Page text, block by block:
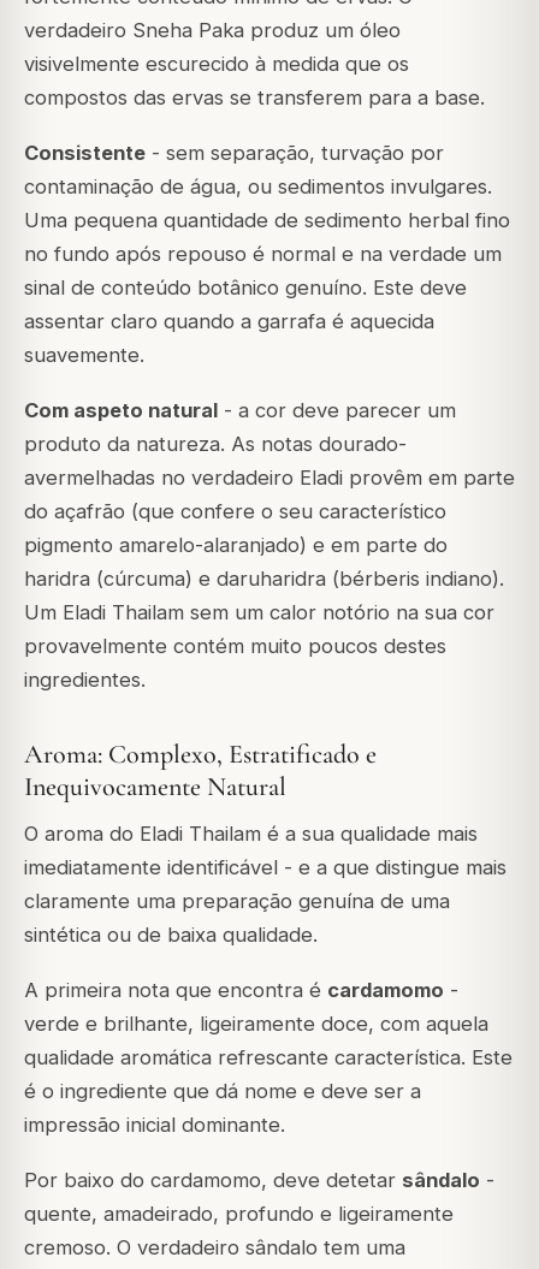
verdadeiro Sneha Paka produz um óleo
visivelmente escurecido à medida que os
compostos das ervas se transferem para a base.
Consistente - sem separação, turvação por
contaminação de água, ou sedimentos invulgares.
Uma pequena quantidade de sedimento herbal fino
no fundo após repouso é normal e na verdade um
sinal de conteúdo botânico genuíno. Este deve
assentar claro quando a garrafa é aquecida
suavemente.
Com aspeto natural - a cor deve parecer um
produto da natureza. As notas dourado-
avermelhadas no verdadeiro Eladi provêm em parte
do açafrão (que confere o seu característico
pigmento amarelo-alaranjado) e em parte do
haridra (cúrcuma) e daruharidra (bérberis indiano).
Um Eladi Thailam sem um calor notório na sua cor
provavelmente contém muito poucos destes
ingredientes.
Aroma: Complexo, Estratificado e
Inequivocamente Natural
O aroma do Eladi Thailam é a sua qualidade mais
imediatamente identificável - e a que distingue mais
claramente uma preparação genuína de uma
sintética ou de baixa qualidade.
A primeira nota que encontra é cardamomo -
verde e brilhante, ligeiramente doce, com aquela
qualidade aromática refrescante característica. Este
é o ingrediente que dá nome e deve ser a
impressão inicial dominante.
Por baixo do cardamomo, deve detetar sândalo -
quente, amadeirado, profundo e ligeiramente
cremoso. O verdadeiro sândalo tem uma